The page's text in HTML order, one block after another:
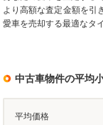
より高額な査定金額を引
愛車を売却する最適なタ
中古車物件の平均
平均価格